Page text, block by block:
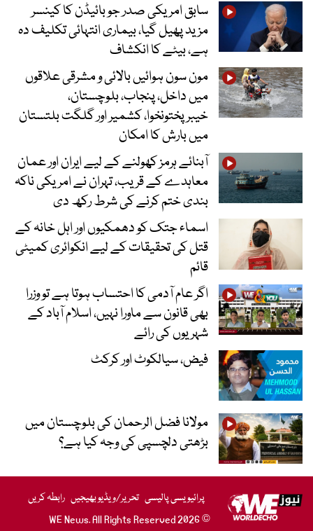
سابق امریکی صدر جو بائیڈن کا کینسر
مزید پھیل گیا، بیماری انتہائی تکلیف دہ
ہے، بیٹے کا انکشاف
مون سون ہوائیں بالائی و مشرقی علاقوں
میں داخل، پنجاب، بلوچستان،
خیبرپختونخوا، کشمیر اور گلگت بلتستان
میں بارش کا امکان
آبنائے ہرمز کھولنے کے لیے ایران اور عمان
معاہدے کے قریب، تہران نے امریکی ناکہ
بندی ختم کرنے کی شرط رکھ دی
اسماء جتک کو دھمکیوں اور اہل خانہ کے
قتل کی تحقیقات کے لیے انکوائری کمیٹی
قائم
اگر عام آدمی کا احتساب ہوتا ہے تو وزرا
بھی قانون سے ماورا نہیں، اسلام آباد کے
شہریوں کی رائے
فیض، سیالکوٹ اور کرکٹ
مولانا فضل الرحمان کی بلوچستان میں
بڑھتی دلچسپی کی وجہ کیا ہے؟
پرائیویسی پالیسی تحریر/ویڈیو بھیجیں رابطہ کریں
© 2026 WE News. All Rights Reserved